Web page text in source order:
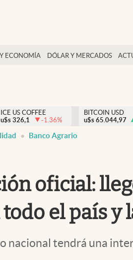
ECONOMÍA DÓLAR Y MERCADOS
ICE US COFFEE
u$s 326,1 -1.36%
BITCOIN USD
u$s 65.044,97
Banco Agrario
oficial:
el país y
nacional tendrá una